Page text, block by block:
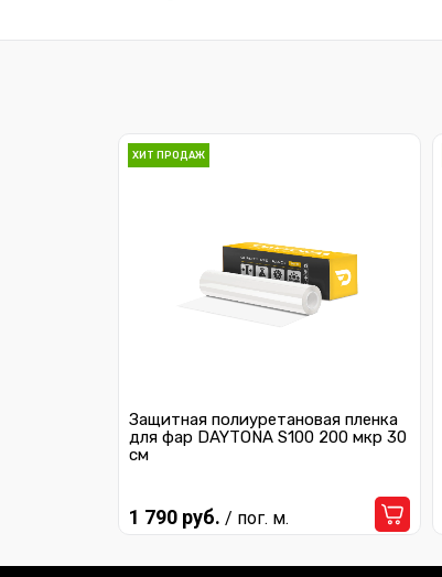
ХИТ ПРОДАЖ
Защитная полиуретановая пленка
для фар DAYTONA S100 200 мкр 30
см
1 790 руб. / пог. м.